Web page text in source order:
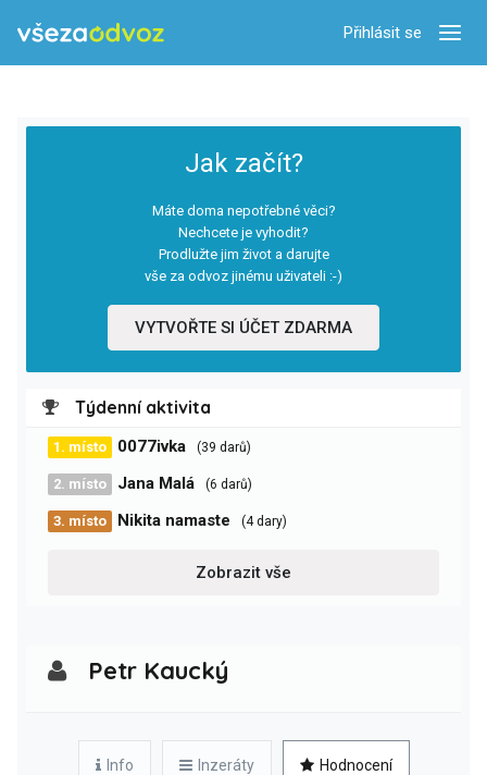
Přihlásit se
Jak začít?
Máte doma nepotřebné věci?
Nechcete je vyhodit?
Prodlužte jim život a darujte
vše za odvoz jinému uživateli :-)
VYTVOŘTE SI ÚČET ZDARMA
Týdenní aktivita
1. místo 0077ivka (39 darů)
2. místo Jana Malá (6 darů)
3. místo Nikita namaste (4 dary)
Zobrazit vše
Petr Kaucký
Info Inzeráty Hodnocení